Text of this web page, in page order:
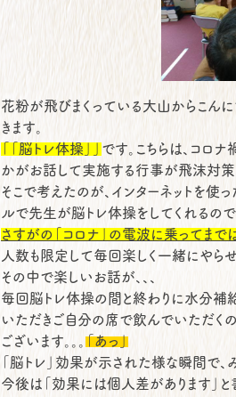
花粉が飛びまくっている大山からこん
きます。
「「脳トレ体操」」 です。こちらは、コロ
かがお話して実施する行事が飛沫対策で
そこで考えたのが、 インターネット を使っ
ルで先生が脳トレ体操をしてくれるの
さすがの「コロナ」の電波に乗ってまで
人数も限定して毎回楽しく一緒にやら
その中で楽しいお話が、、、
毎回脳トレ体操の間と終わりに水分補
いただきご自分の席で飲んでいただくの
ございます。。。「あっ」
「脳トレ」効果が示された様な瞬間
今後は「効果には個人差があります」